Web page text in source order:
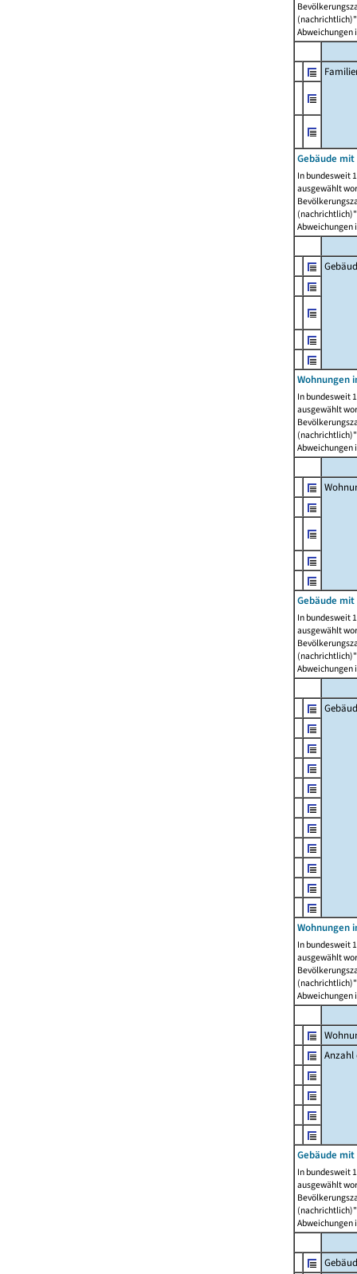
Abweichungen
Gebäude
In bundesweit
ausgewählt
Abweichungen
Wohnungen
In bundesweit
ausgewählt
Abweichungen
Gebäude
In bundesweit
ausgewählt
Abweichungen
Wohnungen
In bundesweit
ausgewählt
Abweichungen
Anzahl
Gebäude
In bundesweit
ausgewählt
Abweichungen